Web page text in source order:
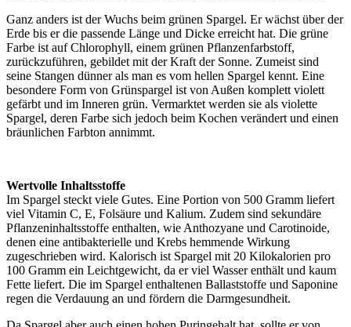
Ganz anders ist der Wuchs beim grünen Spargel. Er wächst über der
Erde bis er die passende Länge und Dicke erreicht hat. Die grüne
Farbe ist auf Chlorophyll, einem grünen Pflanzenfarbstoff,
zurückzuführen, gebildet mit der Kraft der Sonne. Zumeist sind
seine Stangen dünner als man es vom hellen Spargel kennt. Eine
besondere Form von Grünspargel ist von Außen komplett violett
gefärbt und im Inneren grün. Vermarktet werden sie als violette
Spargel, deren Farbe sich jedoch beim Kochen verändert und einen
bräunlichen Farbton annimmt.
Wertvolle Inhaltsstoffe
Im Spargel steckt viele Gutes. Eine Portion von 500 Gramm liefert
viel Vitamin C, E, Folsäure und Kalium. Zudem sind sekundäre
Pflanzeninhaltsstoffe enthalten, wie Anthozyane und Carotinoide,
denen eine antibakterielle und Krebs hemmende Wirkung
zugeschrieben wird. Kalorisch ist Spargel mit 20 Kilokalorien pro
100 Gramm ein Leichtgewicht, da er viel Wasser enthält und kaum
Fette liefert. Die im Spargel enthaltenen Ballaststoffe und Saponine
regen die Verdauung an und fördern die Darmgesundheit.